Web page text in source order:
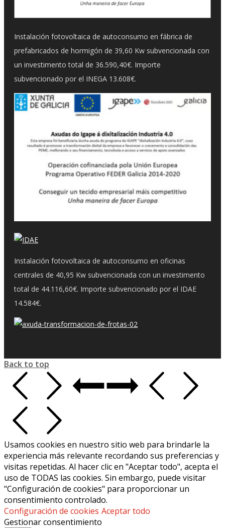
Instalación fotovoltaica de autoconsumo en fábrica de
prefabricados de hormigón de 39,60 Kw subvencionada con
un investimento total de 36.590,40€. Importe
subvencionado por el INEGA 13.608€.
Instalación fotovoltaica de autoconsumo en oficinas
centrales de 40,95 Kw subvencionada con un investimento
total de 44.116,60€. Importe subvencionado por el IDAE
14.584€.
Back to top
Usamos cookies en nuestro sitio web para brindarle la
experiencia más relevante recordando sus preferencias y
visitas repetidas. Al hacer clic en "Aceptar todo", acepta el
uso de TODAS las cookies. Sin embargo, puede visitar
"Configuración de cookies" para proporcionar un
consentimiento controlado.
Configuración de cookies Aceptar todo
Gestionar consentimiento